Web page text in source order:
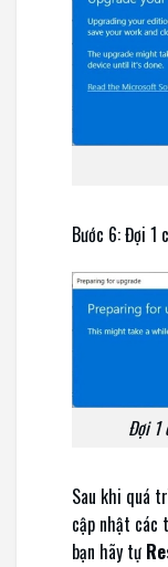
Bước 6: Đợi 1
Đợi 1
Sau khi quá
cập nhật các
bạn hãy tự